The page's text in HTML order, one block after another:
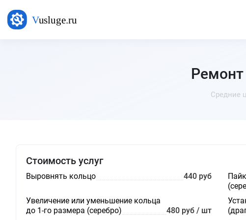
Средние
Стоимость услуг
Выровнять кольцо 440 руб
Увеличение или уменьшение кольца
до 1-го размера (серебро)
480 руб / шт